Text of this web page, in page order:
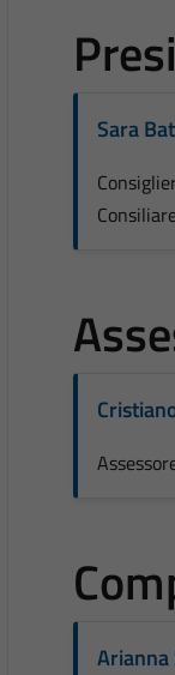
Sara
Arianna